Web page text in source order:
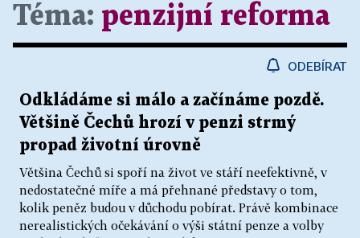
Téma: penzijní reforma
ODEBÍRAT
Odkládáme si málo a začínáme pozdě.
Většině Čechů hrozí v penzi strmý
propad životní úrovně
Většina Čechů si spoří na život ve stáří neefektivně, v
nedostatečné míře a má přehnané představy o tom,
kolik peněz budou v důchodu pobírat. Právě kombinace
nerealistických očekávání o výši státní penze a volby